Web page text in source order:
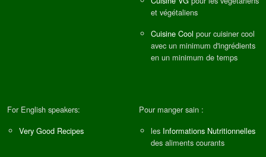
et végétaliens
Cuisine Cool pour cuisiner cool
avec un minimum d'ingrédients
en un minimum de temps
For English speakers:
Very Good Recipes
Pour manger sain :
les Informations Nutritionnelles
des aliments courants